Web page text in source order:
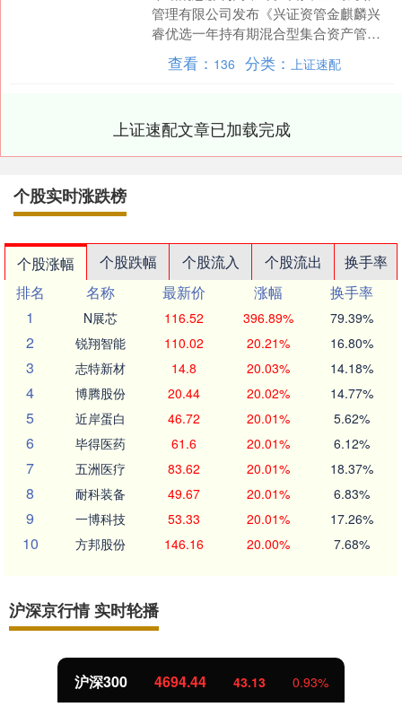
管理有限公司发布《兴证资管金麒麟兴
睿优选一年持有期混合型集合资产管理
计划暂停申购、定期定额投资业务公
告》。公告中提示，为了保....
查看： 136 分类：上证速配
上证速配文章已加载完成
个股实时涨跌榜
个股涨幅 个股跌幅 个股流入 个股流出
换手率
排名
名称 最新价 涨幅
换手率
1
N展芯 116.52 396.89% 79.39%
2 锐翔智能 110.02 20.21% 16.80%
3 志特新材 14.8 20.03% 14.18%
4 博腾股份 20.44 20.02% 14.77%
5 近岸蛋白 46.72 20.01% 5.62%
6 毕得医药 61.6 20.01% 6.12%
7 五洲医疗 83.62 20.01% 18.37%
8 耐科装备 49.67 20.01% 6.83%
9 一博科技 53.33 20.01% 17.26%
10 方邦股份 146.16 20.00% 7.68%
沪深京行情 实时轮播
沪深300 4694.44 43.13 0.93%